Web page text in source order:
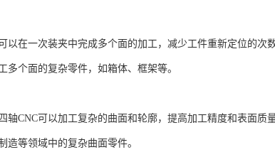
在一次装夹中完成多个面的加工，减少工件重新定位的次
个面的复杂零件，如箱体、框架等。
CNC可以加工复杂的曲面和轮廓，提高加工精度和表面质
等领域中的复杂曲面零件。